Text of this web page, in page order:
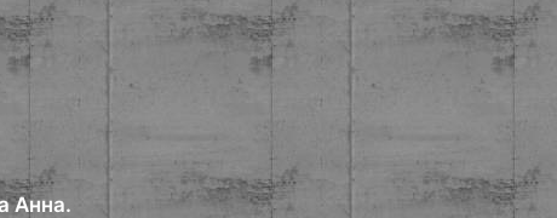
Анна.